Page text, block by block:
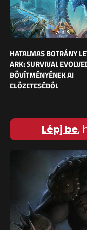
HATALMAS BOTRÁNY
ARK: SURVIVAL
BŐVÍTMÉNYÉNEK AI
ELŐZETESÉBŐL
Lépj be,